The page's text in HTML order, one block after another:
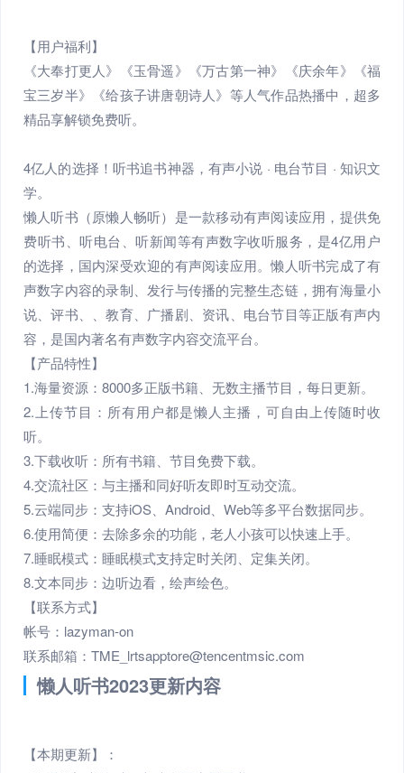
【用户福利】
《大奉打更人》《玉骨遥》《万古第一神》《庆余年》《福
宝三岁半》《给孩子讲唐朝诗人》等人气作品热播中，超多
精品享解锁免费听。
4亿人的选择！听书追书神器，有声小说 · 电台节目 · 知识文
学。
懒人听书（原懒人畅听）是一款移动有声阅读应用，提供免
费听书、听电台、听新闻等有声数字收听服务，是4亿用户
的选择，国内深受欢迎的有声阅读应用。懒人听书完成了有
声数字内容的录制、发行与传播的完整生态链，拥有海量小
说、评书、、教育、广播剧、资讯、电台节目等正版有声内
容，是国内著名有声数字内容交流平台。
【产品特性】
1.海量资源：8000多正版书籍、无数主播节目，每日更新。
2.上传节目：所有用户都是懒人主播，可自由上传随时收
听。
3.下载收听：所有书籍、节目免费下载。
4.交流社区：与主播和同好听友即时互动交流。
5.云端同步：支持iOS、Android、Web等多平台数据同步。
6.使用简便：去除多余的功能，老人小孩可以快速上手。
7.睡眠模式：睡眠模式支持定时关闭、定集关闭。
8.文本同步：边听边看，绘声绘色。
【联系方式】
帐号：lazyman-on
联系邮箱：TME_lrtsapptore@tencentmsic.com
懒人听书2023更新内容
【本期更新】：